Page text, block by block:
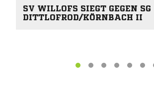
SV WILLOFS SIEGT GEGEN SG
DITTLOFROD/KÖRNBACH II